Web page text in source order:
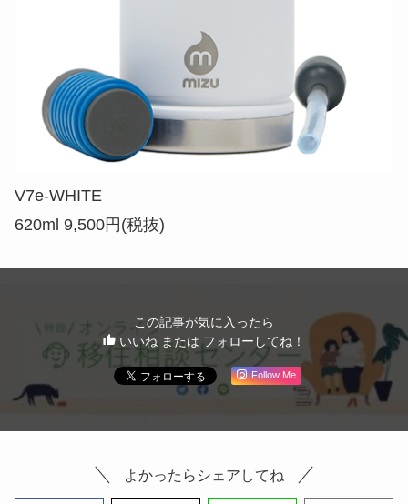
V7e-WHITE
620ml 9,500円(税抜)
この記事が気に入ったら
いいね または フォローしてね！
Follow Me
よかったらシェアしてね